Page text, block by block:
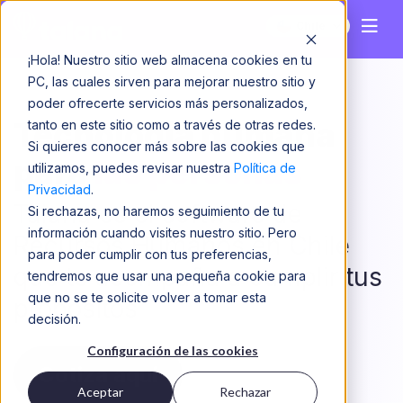
¡Hola! Nuestro sitio web almacena cookies en tu
PC, las cuales sirven para mejorar nuestro sitio y
poder ofrecerte servicios más personalizados,
tanto en este sitio como a través de otras redes.
Si quieres conocer más sobre las cookies que
utilizamos, puedes revisar nuestra Política de
Privacidad.
Si rechazas, no haremos seguimiento de tu
información cuando visites nuestro sitio. Pero
para poder cumplir con tus preferencias,
tendremos que usar una pequeña cookie para
que no se te solicite volver a tomar esta
decisión.
Configuración de las cookies
Aceptar Rechazar
Tecnología humana
paralas personas
Talana es el software de
Recursos Humanos en Chile
que te acompaña a cumplir tus
propósitos
Cotiza aquí